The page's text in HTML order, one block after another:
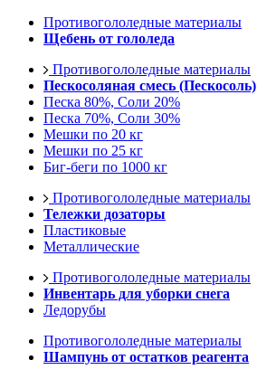
Противогололедные материалы
Щебень от гололеда
Противогололедные материалы
Пескосоляная смесь (Пескосоль)
Песка 80%, Соли 20%
Песка 70%, Соли 30%
Мешки по 20 кг
Мешки по 25 кг
Биг-беги по 1000 кг
Противогололедные материалы
Тележки дозаторы
Пластиковые
Металлические
Противогололедные материалы
Инвентарь для уборки снега
Ледорубы
Противогололедные материалы
Шампунь от остатков реагента